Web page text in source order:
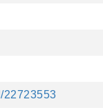
22723553